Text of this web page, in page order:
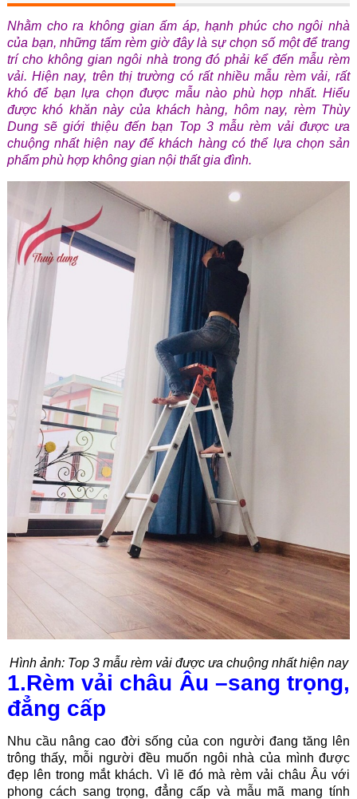
Nhằm cho ra không gian ấm áp, hạnh phúc cho ngôi nhà
của bạn, những tấm rèm giờ đây là sự chọn số một để trang
trí cho không gian ngôi nhà trong đó phải kể đến mẫu rèm
vải. Hiện nay, trên thị trường có rất nhiều mẫu rèm vải, rất
khó để bạn lựa chọn được mẫu nào phù hợp nhất. Hiểu
được khó khăn này của khách hàng, hôm nay, rèm Thùy
Dung sẽ giới thiệu đến bạn Top 3 mẫu rèm vải được ưa
chuộng nhất hiện nay để khách hàng có thể lựa chọn sản
phẩm phù hợp không gian nội thất gia đình.
Hình ảnh: Top 3 mẫu rèm vải được ưa chuộng nhất hiện nay
1.Rèm vải châu Âu –sang trọng,
đẳng cấp
Nhu cầu nâng cao đời sống của con người đang tăng lên
trông thấy, mỗi người đều muốn ngôi nhà của mình được
đẹp lên trong mắt khách. Vì lẽ đó mà rèm vải châu Âu với
phong cách sang trọng, đẳng cấp và mẫu mã mang tính